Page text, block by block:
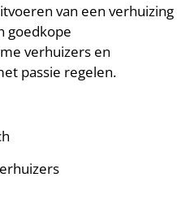
van een verhuizing
goedkope
verhuizers en
passie regelen.